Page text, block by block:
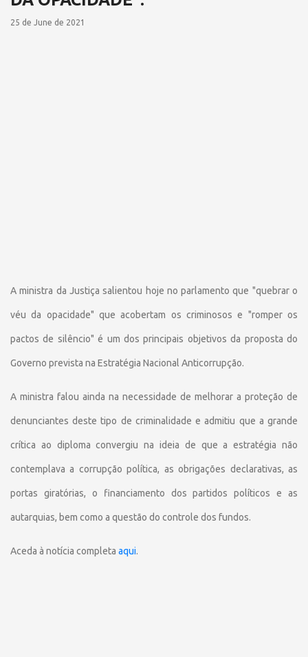
25 de June de 2021
A ministra da Justiça salientou hoje no parlamento que "quebrar o
véu da opacidade" que acobertam os criminosos e "romper os
pactos de silêncio" é um dos principais objetivos da proposta do
Governo prevista na Estratégia Nacional Anticorrupção.
A ministra falou ainda na necessidade de melhorar a proteção de
denunciantes deste tipo de criminalidade e admitiu que a grande
crítica ao diploma convergiu na ideia de que a estratégia não
contemplava a corrupção política, as obrigações declarativas, as
portas giratórias, o financiamento dos partidos políticos e as
autarquias, bem como a questão do controle dos fundos.
Aceda à notícia completa aqui.